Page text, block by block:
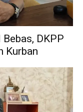
DKPP
Kurban